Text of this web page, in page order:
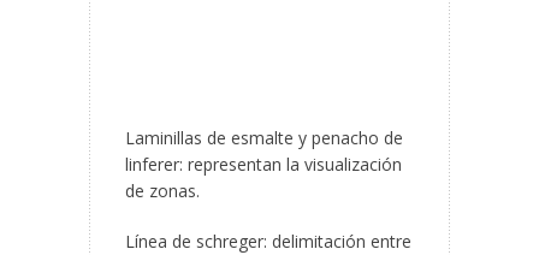
Laminillas de esmalte y penacho de
linferer: representan la visualización
de zonas.
Línea de schreger: delimitación entre